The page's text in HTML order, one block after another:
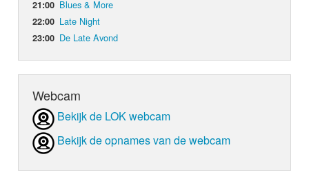
21:00 Blues & More
22:00 Late Night
23:00 De Late Avond
Webcam
Bekijk de LOK webcam
Bekijk de opnames van de webcam